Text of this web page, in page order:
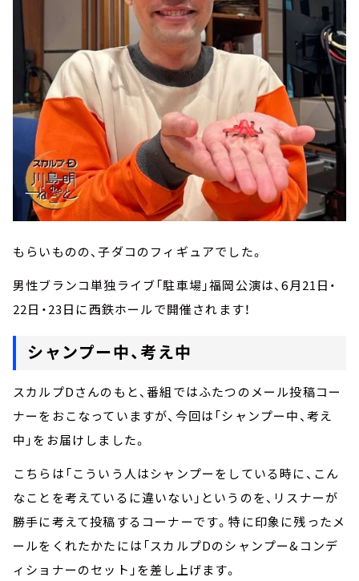
もらいものの、子ダコのフィギュアでした。
男性ブランコ単独ライブ「駐車場」福岡公演は、6月21日・
22日・23日に西鉄ホールで開催されます！
シャンプー中、考え中
スカルプDさんのもと、番組ではふたつのメール投稿コー
ナーをおこなっていますが、今回は「シャンプー中、考え
中」をお届けしました。
こちらは「こういう人はシャンプーをしている時に、こん
なことを考えているに違いない」というのを、リスナーが
勝手に考えて投稿するコーナーです。特に印象に残ったメ
ールをくれたかたには「スカルプDのシャンプー&コンデ
ィショナーのセット」を差し上げます。